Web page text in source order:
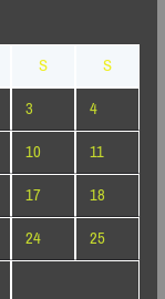
S
S
3
4
10
11
17
18
24
25